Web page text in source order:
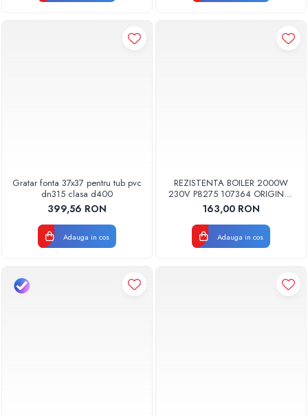
Gratar fonta 37x37 pentru tub pvc
dn315 clasa d400
399,56 RON
Adauga in cos
REZISTENTA BOILER 2000W
230V P8275 107364 ORIGINAL
TESY
163,00 RON
Adauga in cos